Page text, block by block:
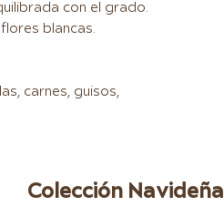
con el grado.
blancas.
carnes, guisos,
Colección Navideña